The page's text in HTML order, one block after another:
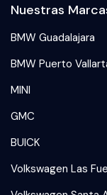
Nuestras
BMW Guadalajara
BMW Puerto
MINI
GMC
BUICK
Volkswagen Las